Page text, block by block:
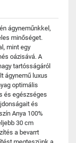
ágyneműnkkel,
minőséget.
mint egy
oázisává. A
tartósságáról
ágynemű luxus
optimális
és egészséges
és
Anya 100%
30 cm
a bevarrt